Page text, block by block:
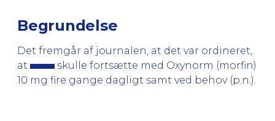
Begrundelse
Det fremgår af journalen, at det var ordineret,
at
skulle fortsætte med Oxynorm (morfin)
10 mg fire gange dagligt samt ved behov (p.n.).